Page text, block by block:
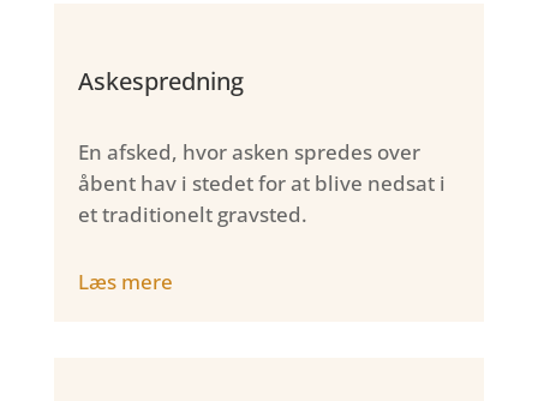
Askespredning
En afsked, hvor asken spredes over
åbent hav i stedet for at blive nedsat i
et traditionelt gravsted.
Læs mere